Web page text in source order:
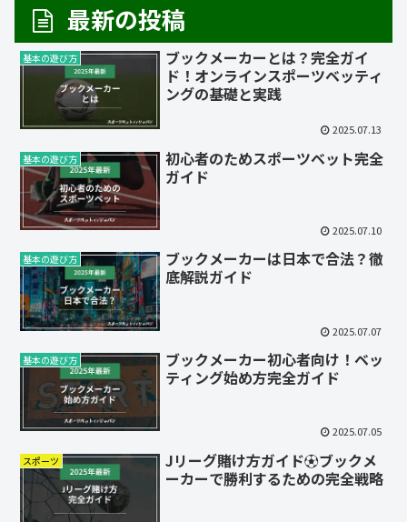
最新の投稿
基本の遊び方
ブックメーカーとは？完全ガイ
ド！オンラインスポーツベッティ
ングの基礎と実践
2025.07.13
基本の遊び方
初心者のためスポーツベット完全
ガイド
2025.07.10
基本の遊び方
ブックメーカーは日本で合法？徹
底解説ガイド
2025.07.07
基本の遊び方
ブックメーカー初心者向け！ベッ
ティング始め方完全ガイド
2025.07.05
スポーツ
Jリーグ賭け方ガイド⚽️ブックメ
ーカーで勝利するための完全戦略